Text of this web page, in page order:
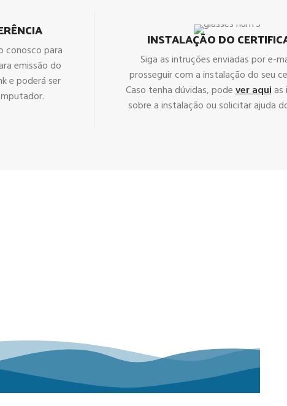
conosco para
emissão do
e poderá ser
INSTALAÇÃO DO
Siga as intruções enviadas por e-
prosseguir com a instalação do seu
Caso tenha dúvidas, podever aquias
sobre a instalação ou solicitar ajuda